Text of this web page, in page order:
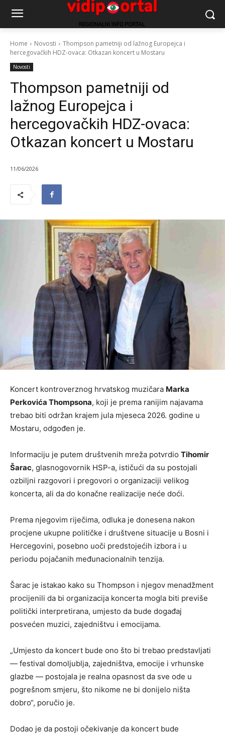
Home Novosti
Thompson pametniji od lažnog Europejca i
hercegovačkih HDZ-ovaca: Otkazan koncert u Mostaru
Novosti
Thompson pametniji od
lažnog Europejca i
hercegovačkih HDZ-ovaca:
Otkazan koncert u Mostaru
11/06/2026
Koncert kontroverznog hrvatskog muzičara Marka
Perkovića Thompsona, koji je prema ranijim najavama
trebao biti održan krajem jula mjeseca 2026. godine u
Mostaru, odgođen je.
Informaciju je putem društvenih mreža potvrdio Tihomir
Šarac, glasnogovornik HSP-a, ističući da su postojali
ozbiljni razgovori i pregovori o organizaciji velikog
koncerta, ali da do konačne realizacije neće doći.
Prema njegovim riječima, odluka je donesena nakon
procjene ukupne političke i društvene situacije u Bosni i
Hercegovini, posebno uoči predstojećih izbora i u
periodu pojačanih međunacionalnih tenzija.
Šarac je istakao kako su Thompson i njegov menadžment
procijenili da bi organizacija koncerta mogla biti previše
politički interpretirana, umjesto da bude događaj
posvećen muzici, zajedništvu i emocijama.
„Umjesto da koncert bude ono što bi trebao predstavljati
— festival domoljublja, zajedništva, emocije i vrhunske
glazbe — postojala je realna opasnost da sve ode u
pogrešnom smjeru, što nikome ne bi donijelo ništa
dobro“, poručio je.
Dodao je da postoji očekivanje da koncert bude